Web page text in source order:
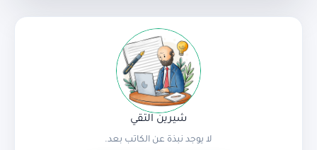
شيرين التقي
لا يوجد نبذة عن الكاتب بعد.